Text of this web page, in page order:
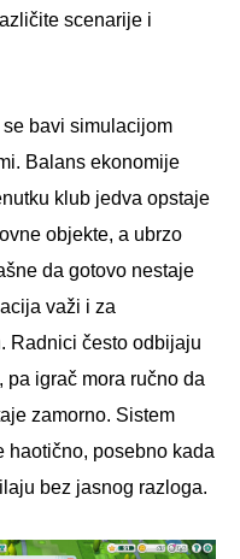
scenarije i
bavi simulacijom
Balans ekonomije
klub jedva opstaje
objekte, a ubrzo
da gotovo nestaje
važi i za
Radnici često odbijaju
igrač mora ručno da
zamorno. Sistem
haotično, posebno kada
bez jasnog razloga.